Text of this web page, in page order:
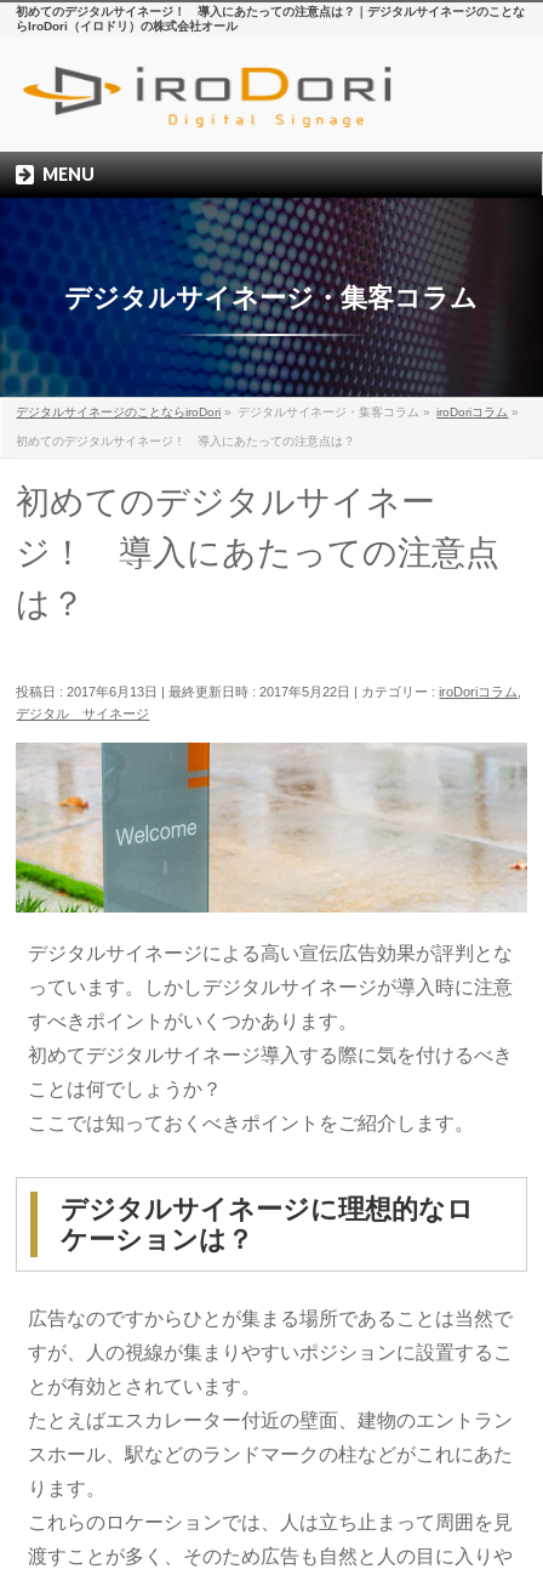
初めてのデジタルサイネージ！ 導入にあたっての注意点は？｜デジタルサイネージのことな
らIroDori（イロドリ）の株式会社オール
MENU
デジタルサイネージ・集客コラム
デジタルサイネージのことならiroDori » デジタルサイネージ・集客コラム » iroDoriコラム »
初めてのデジタルサイネージ！ 導入にあたっての注意点は？
初めてのデジタルサイネー
ジ！ 導入にあたっての注意点
は？
投稿日 : 2017年6月13日 最終更新日時 : 2017年5月22日 カテゴリー :iroDoriコラム
デジタル サイネージ
デジタルサイネージによる高い宣伝広告効果が評判とな
っています。しかしデジタルサイネージが導入時に注意
すべきポイントがいくつかあります。
初めてデジタルサイネージ導入する際に気を付けるべき
ことは何でしょうか？
ここでは知っておくべきポイントをご紹介します。
デジタルサイネージに理想的なロ
ケーションは？
広告なのですからひとが集まる場所であることは当然で
すが、人の視線が集まりやすいポジションに設置するこ
とが有効とされています。
たとえばエスカレーター付近の壁面、建物のエントラン
スホール、駅などのランドマークの柱などがこれにあた
ります。
これらのロケーションでは、人は立ち止まって周囲を見
渡すことが多く、そのため広告も自然と人の目に入りや